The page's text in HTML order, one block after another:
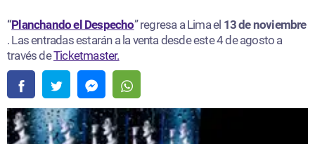
“Planchando el Despecho” regresa a Lima el 13 de noviembre
. Las entradas estarán a la venta desde este 4 de agosto a
través deTicketmaster.